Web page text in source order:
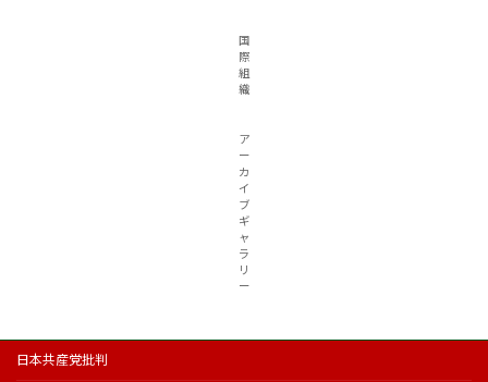
国
際
組
織
ア
ー
カ
イ
ブ
ギ
ャ
ラ
リ
ー
日本共産党批判